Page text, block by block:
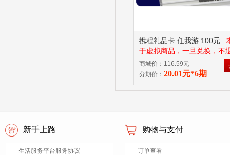
携程礼品卡 任我游 100元
于虚拟商品，一旦兑换，不
请填写正确的手机号，填写
退改。
商城价：116.59元
分期价： 20.01元*6期
新手上路
生活服务平台服务协议
购物与支付
订单查看